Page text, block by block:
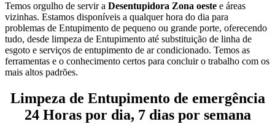
Temos orgulho de servir a Desentupidora Zona oeste e áreas
vizinhas. Estamos disponíveis a qualquer hora do dia para
problemas de Entupimento de pequeno ou grande porte, oferecendo
tudo, desde limpeza de Entupimento até substituição de linha de
esgoto e serviços de entupimento de ar condicionado. Temos as
ferramentas e o conhecimento certos para concluir o trabalho com os
mais altos padrões.
Limpeza de Entupimento de emergência
24 Horas por dia, 7 dias por semana